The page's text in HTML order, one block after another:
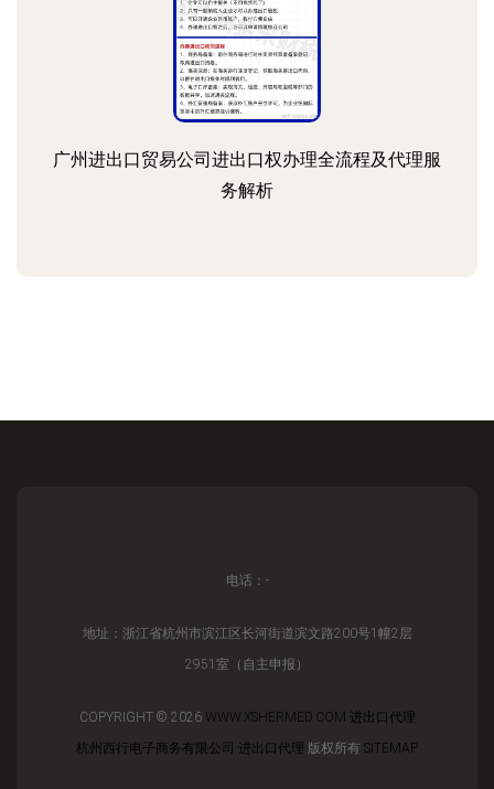
广州进出口贸易公司进出口权办理全流程及代理服
务解析
电话：-
地址：浙江省杭州市滨江区长河街道滨文路200号1幢2层
2951室（自主申报）
COPYRIGHT © 2026 WWW.XSHERMED.COM 进出口代理
杭州西行电子商务有限公司
进出口代理 版权所有 SITEMAP